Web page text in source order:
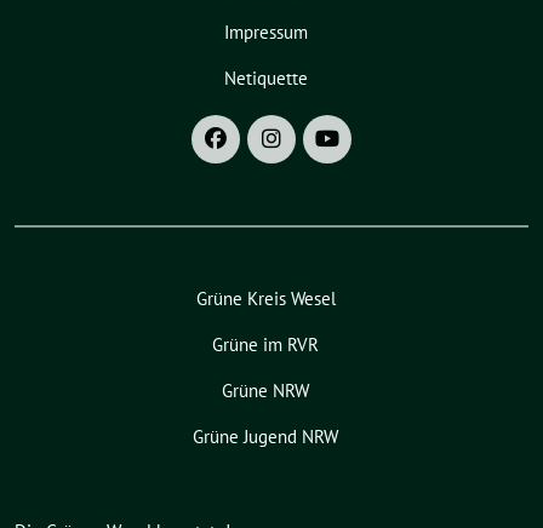
Impressum
Netiquette
Grüne Kreis Wesel
Grüne im RVR
Grüne NRW
Grüne Jugend NRW